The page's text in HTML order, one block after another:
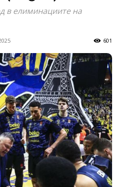
в елиминациите на
601